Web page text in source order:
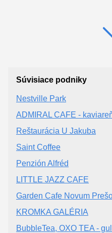
Súvisiace podniky
Nestville Park
ADMIRAL CAFE -
Reštaurácia U Jakuba
Saint Coffee
Penzión Alfréd
LITTLE JAZZ CAFE
Garden Cafe Novum
KROMKA GALÉRIA
BubbleTea, OXO TEA -